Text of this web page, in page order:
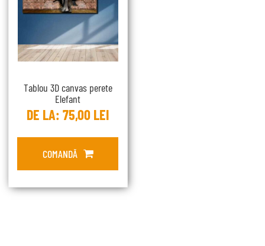
Tablou 3D canvas perete
Elefant
DE LA: 75,00 LEI
COMANDĂ